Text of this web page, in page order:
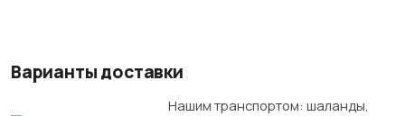
Варианты доставки
Нашим транспортом: шаланды,